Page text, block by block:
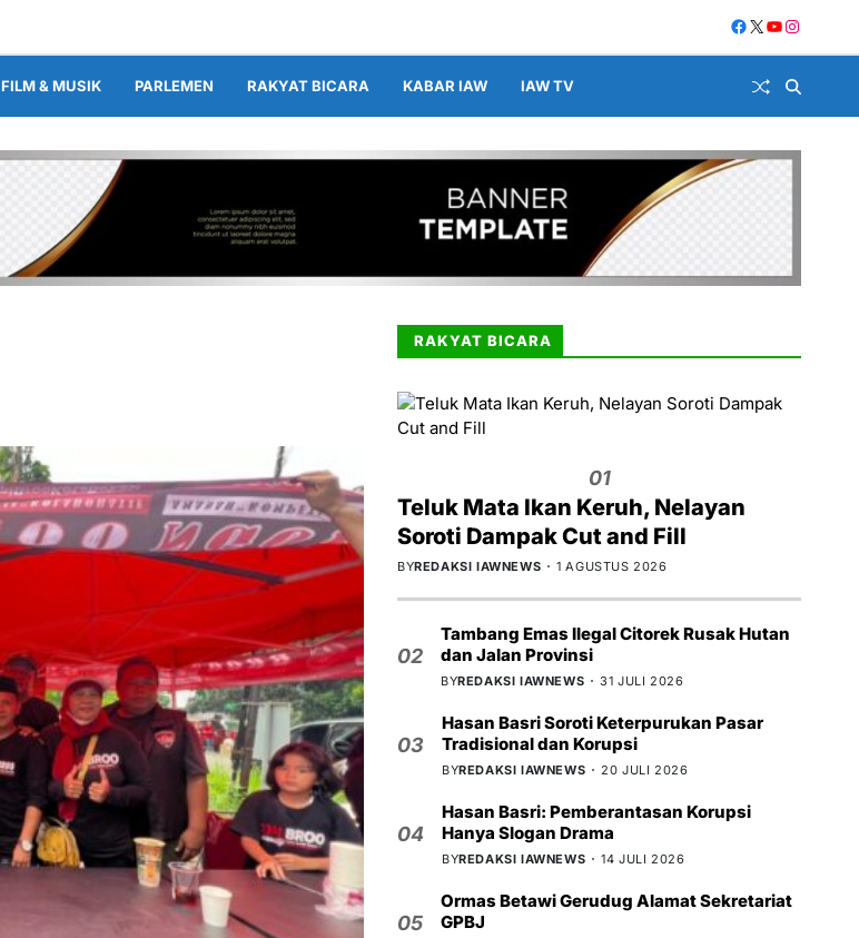
FILM & MUSIK PARLEMEN RAKYAT BICARA KABAR IAW IAW TV
RAKYAT BICARA
01
Teluk Mata Ikan Keruh, Nelayan
Soroti Dampak Cut and Fill
BYREDAKSI IAWNEWS 1 AGUSTUS 2026
02
Tambang Emas Ilegal Citorek Rusak Hutan
dan Jalan Provinsi
BYREDAKSI IAWNEWS 31 JULI 2026
03
Hasan Basri Soroti Keterpurukan Pasar
Tradisional dan Korupsi
BYREDAKSI IAWNEWS 20 JULI 2026
04
Hasan Basri: Pemberantasan Korupsi
Hanya Slogan Drama
BYREDAKSI IAWNEWS 14 JULI 2026
05
Ormas Betawi Gerudug Alamat Sekretariat
GPBJ